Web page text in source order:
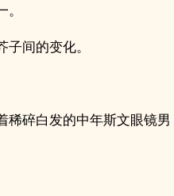
间的变化。
稀碎白发的中年斯文眼镜男